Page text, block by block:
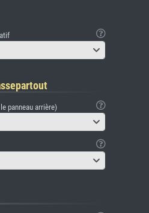
panneau arrière)